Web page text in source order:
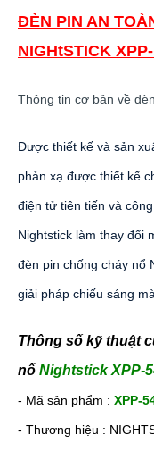
ĐÈN PIN AN
NIGHtSTICK
Thông tin cơ bản về
Được thiết kế và sản
phản xạ được thiết kế
điện tử tiên tiến và
Nightstick làm thay đổi
đèn pin chống cháy nổ
giải pháp chiếu sáng
Thông số kỹ thuật
nổ Nightstick XPP-
- Mã sản phẩm : XPP-
- Thương hiệu :